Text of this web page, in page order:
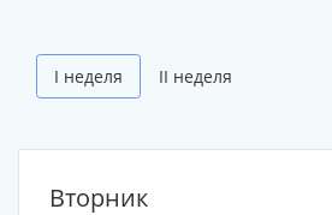
I неделя II неделя
Вторник